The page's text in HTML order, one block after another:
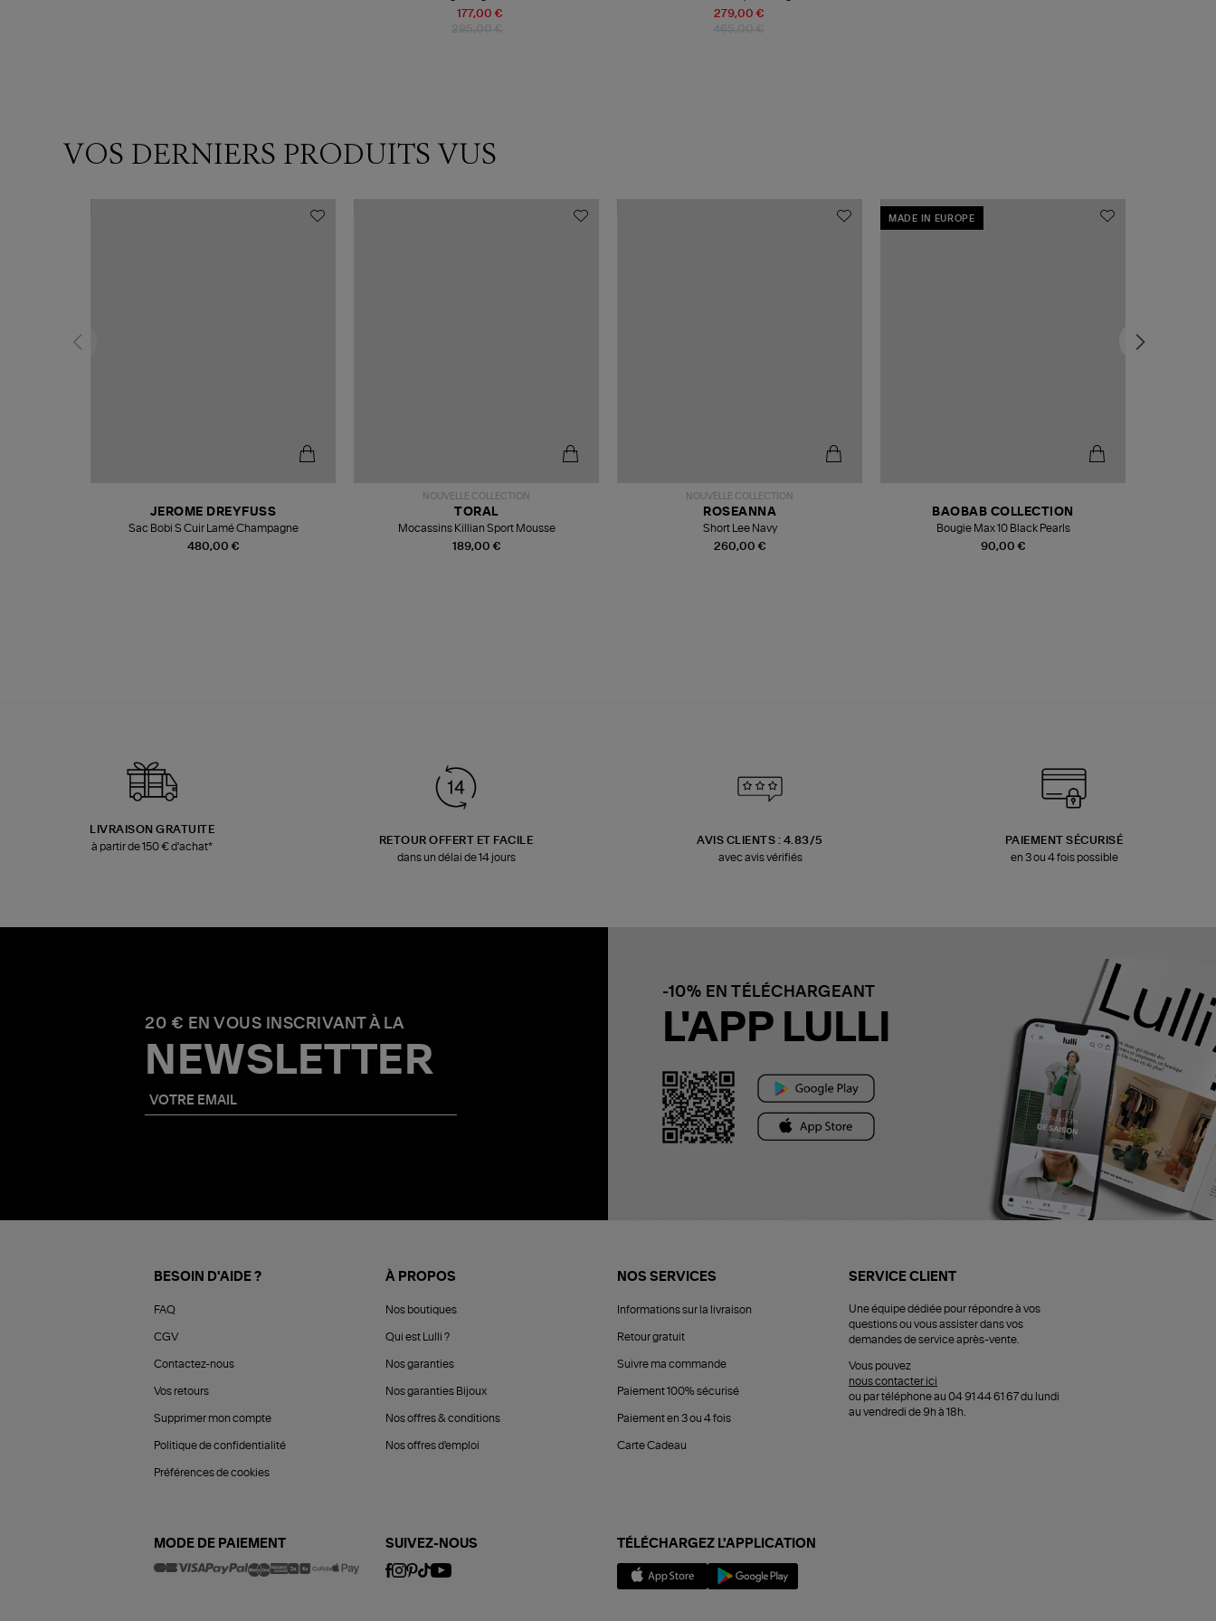
177,00 € 279,00 €
VOS DERNIERS PRODUITS VUS
480,00 €
JEROME DREYFUSS
Sac Bobi S Cuir Lamé Champagne
NOUVELLE COLLECTION
189,00 €
TORAL
Mocassins Killian Sport Mousse
NOUVELLE COLLECTION
260,00 €
ROSEANNA
Short Lee Navy
MADE IN EUROPE
90,00 €
BAOBAB COLLECTION
Bougie Max 10 Black Pearls
LIVRAISON GRATUITE
à partir de 150 € d'achat*
RETOUR OFFERT ET FACILE
dans un délai de 14 jours
AVIS CLIENTS : 4.83/5
avec avis vérifiés
PAIEMENT SÉCURISÉ
en 3 ou 4 fois possible
20 € EN VOUS INSCRIVANT À LA
NEWSLETTER
-10% EN TÉLÉCHARGEANT
L'APP LULLI
BESOIN D'AIDE ?
FAQ
CGV
Contactez-nous
Vos retours
Supprimer mon compte
Politique de confidentialité
Préférences de cookies
À PROPOS
Nos boutiques
Qui est Lulli ?
Nos garanties
Nos garanties Bijoux
Nos offres & conditions
Nos offres d'emploi
NOS SERVICES
Informations sur la livraison
Retour gratuit
Suivre ma commande
Paiement 100% sécurisé
Paiement en 3 ou 4 fois
Carte Cadeau
SERVICE CLIENT
Une équipe dédiée pour répondre à vos
questions ou vous assister dans vos
demandes de service après-vente.
Vous pouvez
nous contacter ici
ou par téléphone au 04 91 44 61 67 du lundi
au vendredi de 9h à 18h.
MODE DE PAIEMENT SUIVEZ-NOUS TÉLÉCHARGEZ L'APPLICATION